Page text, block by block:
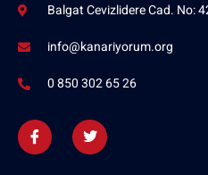
Balgat Cevizlidere Cad. No:
info@kanariyorum.org
0 850 302 65 26